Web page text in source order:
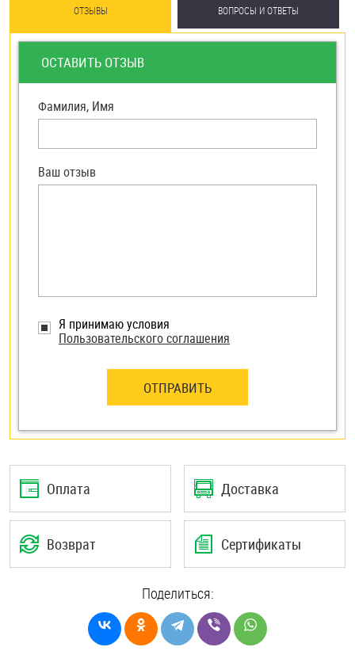
ОТЗЫВЫ ВОПРОСЫ И ОТВЕТЫ
ОСТАВИТЬ ОТЗЫВ
Фамилия, Имя
Я принимаю условия
Пользовательского соглашения
ОТПРАВИТЬ
Ваш отзыв
Оплата Доставка
Возврат Сертификаты
Поделиться: